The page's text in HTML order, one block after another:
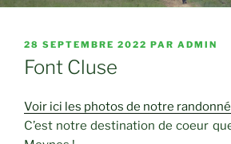
PUBLIÉ
LE
28 SEPTEMBRE 2022 PAR ADMIN
Font Cluse
Voir ici les photos de notre
C’est notre destination de coeur